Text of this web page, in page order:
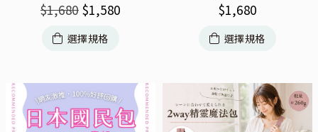
$1,680 $1,580
選擇規格
$1,680
選擇規格